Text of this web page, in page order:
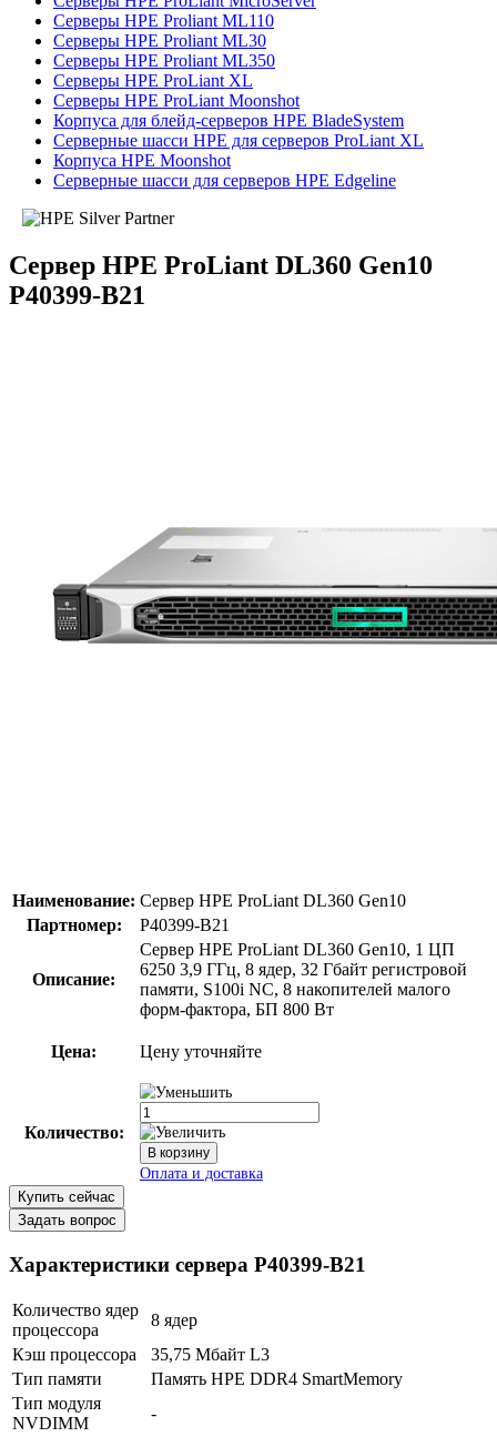
Серверы HPE Proliant ML110
Серверы HPE Proliant ML30
Серверы HPE Proliant ML350
Серверы HPE ProLiant XL
Серверы HPE ProLiant Moonshot
Корпуса для блейд-серверов HPE BladeSystem
Серверные шасси HPE для серверов ProLiant XL
Корпуса HPE Moonshot
Серверные шасси для серверов HPE Edgeline
Сервер HPE ProLiant DL360 Gen10
P40399-B21
Наименование: Сервер HPE ProLiant DL360 Gen10
Партномер:
P40399-B21
Описание:
Сервер HPE ProLiant DL360 Gen10, 1 ЦП
6250 3,9 ГГц, 8 ядер, 32 Гбайт регистровой
памяти, S100i NC, 8 накопителей малого
форм-фактора, БП 800 Вт
Цена: Цену уточняйте
Количество:
Купить сейчас
Задать вопрос
Характеристики сервера P40399-B21
Количество ядер
процессора
8 ядер
Кэш процессора
35,75 Мбайт L3
Тип памяти
Память HPE DDR4 SmartMemory
Тип модуля
NVDIMM
-